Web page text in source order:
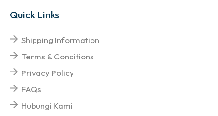
Quick Links
Shipping Information
Terms & Conditions
Privacy Policy
FAQs
Hubungi Kami